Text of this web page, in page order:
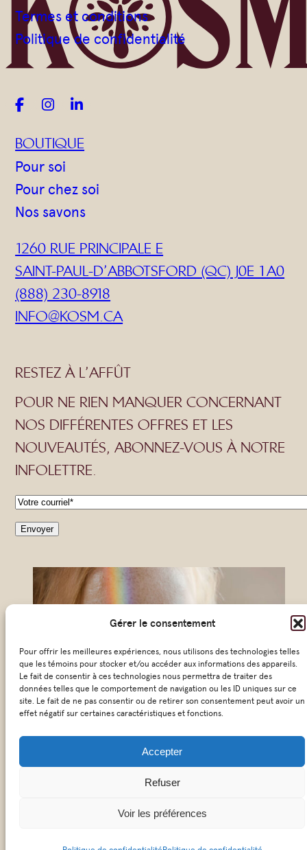
Gérer le consentement
Pour offrir les meilleures expériences, nous utilisons des technologies telles
que les témoins pour stocker et/ou accéder aux informations des appareils.
Le fait de consentir à ces technologies nous permettra de traiter des
données telles que le comportement de navigation ou les ID uniques sur ce
site. Le fait de ne pas consentir ou de retirer son consentement peut avoir un
effet négatif sur certaines caractéristiques et fonctions.
Accepter
Refuser
Voir les préférences
Savons en barre
Huiles
Termes et conditions
Politique de confidentialité
  
BOUTIQUE
Pour soi
Pour chez soi
Nos savons
1260 RUE PRINCIPALE E
SAINT-PAUL-D’ABBOTSFORD (QC) J0E 1A0
(888) 230-8918
INFO@KOSM.CA
RESTEZ À L’AFFÛT
POUR NE RIEN MANQUER CONCERNANT
NOS DIFFÉRENTES OFFRES ET LES
NOUVEAUTÉS, ABONNEZ-VOUS À NOTRE
INFOLETTRE.
C
o
*
© 2026 KŌSM – Tous droit réservés